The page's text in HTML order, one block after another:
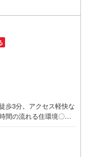
歩3分。アクセス軽快な
間の流れる住環境〇全
対象店舗ーーーー当店
ライトがもらえる「Y